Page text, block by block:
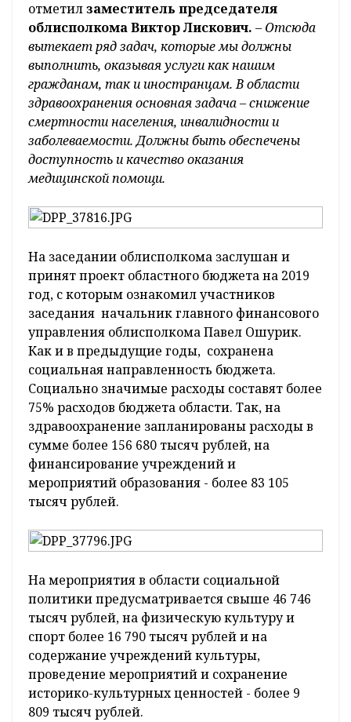
отметилзаместитель председателя
облисполкома Виктор Лискович. – Отсюда
вытекает ряд задач, которые мы должны
выполнить, оказывая услуги как нашим
гражданам, так и иностранцам. В области
здравоохранения основная задача – снижение
смертности населения, инвалидности и
заболеваемости. Должны быть обеспечены
доступность и качество оказания
медицинской помощи.
На заседании облисполкома заслушан и
принят проект областного бюджета на 2019
год, с которым ознакомил участников
заседания начальник главного финансового
управления облисполкома Павел Ошурик.
Как и в предыдущие годы, сохранена
социальная направленность бюджета.
Социально значимые расходы составят более
75% расходов бюджета области. Так, на
здравоохранение запланированы расходы в
сумме более 156 680 тысяч рублей, на
финансирование учреждений и
мероприятий образования - более 83 105
тысяч рублей.
На мероприятия в области социальной
политики предусматривается свыше 46 746
тысяч рублей, на физическую культуру и
спорт более 16 790 тысяч рублей и на
содержание учреждений культуры,
проведение мероприятий и сохранение
историко-культурных ценностей - более 9
809 тысяч рублей.